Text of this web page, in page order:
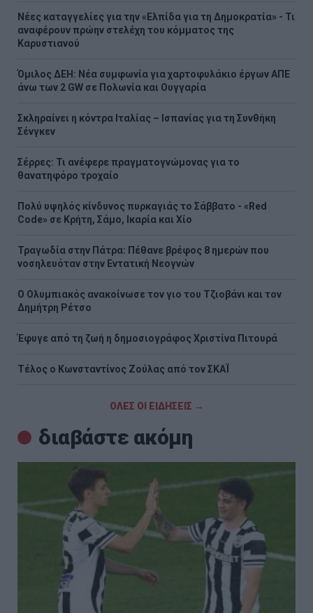
Νέες καταγγελίες για την «Ελπίδα για τη Δημοκρατία» - Τι
αναφέρουν πρώην στελέχη του κόμματος της
Καρυστιανού
Όμιλος ΔΕΗ: Νέα συμφωνία για χαρτοφυλάκιο έργων ΑΠΕ
άνω των 2 GW σε Πολωνία και Ουγγαρία
Σκληραίνει η κόντρα Ιταλίας – Ισπανίας για τη Συνθήκη
Σένγκεν
Σέρρες: Τι ανέφερε πραγματογνώμονας για το
θανατηφόρο τροχαίο
Πολύ υψηλός κίνδυνος πυρκαγιάς το Σάββατο - «Red
Code» σε Κρήτη, Σάμο, Ικαρία και Χίο
Τραγωδία στην Πάτρα: Πέθανε βρέφος 8 ημερών που
νοσηλευόταν στην Εντατική Νεογνών
O Ολυμπιακός ανακοίνωσε τον γιο του Τζιοβάνι και τον
Δημήτρη Ρέτσο
Έφυγε από τη ζωή η δημοσιογράφος Χριστίνα Πιτουρά
Τέλος ο Κωνσταντίνος Ζούλας από τον ΣΚΑΪ
ΟΛΕΣ ΟΙ ΕΙΔΗΣΕΙΣ →
διαβάστε ακόμη